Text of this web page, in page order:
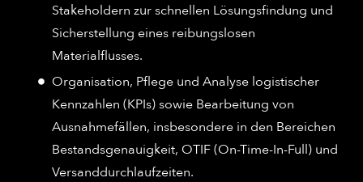
Stakeholdern zur schnellen Lösungsfindung und
Sicherstellung eines reibungslosen
Materialflusses.
Organisation, Pflege und Analyse logistischer
Kennzahlen (KPIs) sowie Bearbeitung von
Ausnahmefällen, insbesondere in den Bereichen
Bestandsgenauigkeit, OTIF (On-Time-In-Full) und
Versanddurchlaufzeiten.